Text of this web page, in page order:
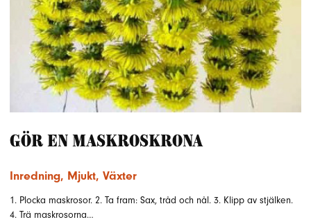
Gör en maskroskrona
Inredning, Mjukt, Växter
1. Plocka maskrosor. 2. Ta fram: Sax, tråd och nål. 3. Klipp av stjälken.
4. Trä maskrosorna…